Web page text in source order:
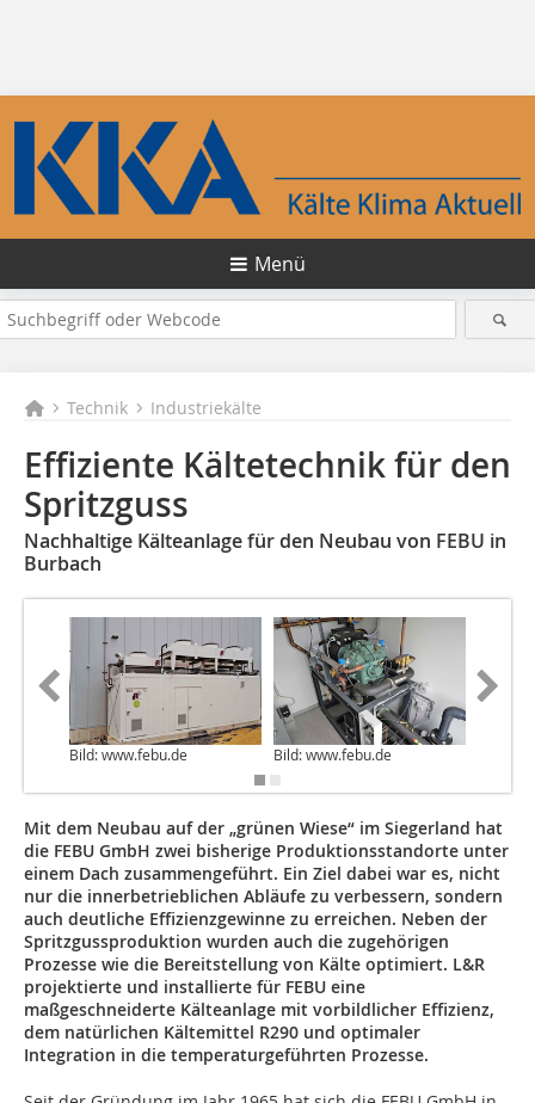
Menü
Technik Industriekälte
Effiziente Kältetechnik für den
Spritzguss
Nachhaltige Kälteanlage für den Neubau von FEBU in
Burbach
Bild: www.febu.de Bild: www.febu.de
Mit dem Neubau auf der „grünen Wiese“ im Siegerland hat
die FEBU GmbH zwei bisherige Produktionsstandorte unter
einem Dach zusammengeführt. Ein Ziel dabei war es, nicht
nur die innerbetrieblichen Abläufe zu verbessern, sondern
auch deutliche Effizienzgewinne zu erreichen. Neben der
Spritzgussproduktion wurden auch die zugehörigen
Prozesse wie die Bereitstellung von Kälte optimiert. L&R
projektierte und installierte für FEBU eine
maßgeschneiderte Kälteanlage mit vorbildlicher Effizienz,
dem natürlichen Kältemittel R290 und optimaler
Integration in die temperaturgeführten Prozesse.